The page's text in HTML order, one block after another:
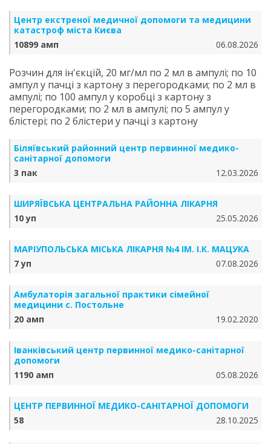
Центр екстреної медичної допомоги та медицини
катастроф міста Києва
10899 амп
06.08.2026
Розчин для ін'єкцій, 20 мг/мл по 2 мл в ампулі; по 10
ампул у пачці з картону з перегородками; по 2 мл в
ампулі; по 100 ампул у коробці з картону з
перегородками; по 2 мл в ампулі; по 5 ампул у
блістері; по 2 блістери у пачці з картону
Біляївський районний центр первинної медико-
санітарної допомоги
3 пак
12.03.2026
ШИРЯЇВСЬКА ЦЕНТРАЛЬНА РАЙОННА ЛІКАРНЯ
10 уп
25.05.2026
МАРІУПОЛЬСЬКА МІСЬКА ЛІКАРНЯ №4 ІМ. І.К. МАЦУКА
7 уп
07.08.2026
Амбулаторія загальної практики сімейної
медицини с. Постольне
20 амп
19.02.2020
Іванківський центр первинної медико-санітарної
допомоги
1190 амп
05.08.2026
ЦЕНТР ПЕРВИННОЇ МЕДИКО-САНІТАРНОЇ ДОПОМОГИ
58
28.10.2025